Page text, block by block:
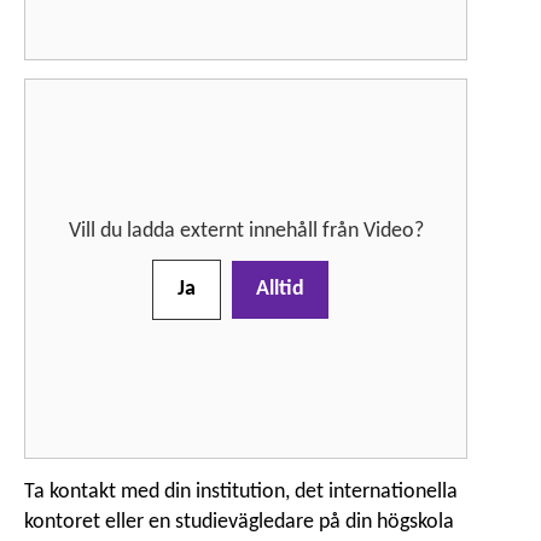
Vill du ladda externt innehåll från Video?
Ja Alltid
Ta kontakt med din institution, det internationella
kontoret eller en studievägledare på din högskola